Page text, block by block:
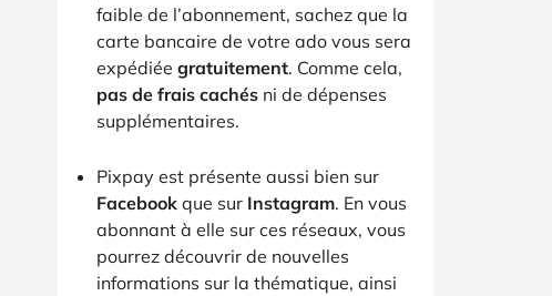
faible de l’abonnement, sachez que la
carte bancaire de votre ado vous sera
expédiée gratuitement. Comme cela,
pas de frais cachés ni de dépenses
supplémentaires.
Pixpay est présente aussi bien sur
Facebook que sur Instagram. En vous
abonnant à elle sur ces réseaux, vous
pourrez découvrir de nouvelles
informations sur la thématique, ainsi